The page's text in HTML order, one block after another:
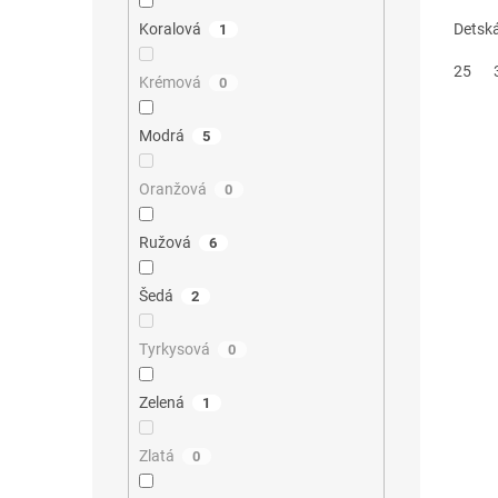
Koralová 1
Krémová 0
Modrá 5
Oranžová 0
Ružová 6
Šedá 2
Tyrkysová 0
Zelená 1
Zlatá 0
25